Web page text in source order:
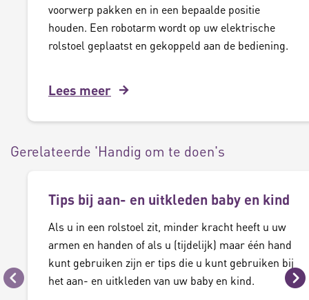
voorwerp pakken en in een bepaalde positie
houden. Een robotarm wordt op uw elektrische
rolstoel geplaatst en gekoppeld aan de bediening.
Lees meer
Gerelateerde 'Handig om te doen's
Vorige
Tips bij aan- en uitkleden baby en kind
Als u in een rolstoel zit, minder kracht heeft u uw
armen en handen of als u (tijdelijk) maar één hand
kunt gebruiken zijn er tips die u kunt gebruiken bij
het aan- en uitkleden van uw baby en kind.